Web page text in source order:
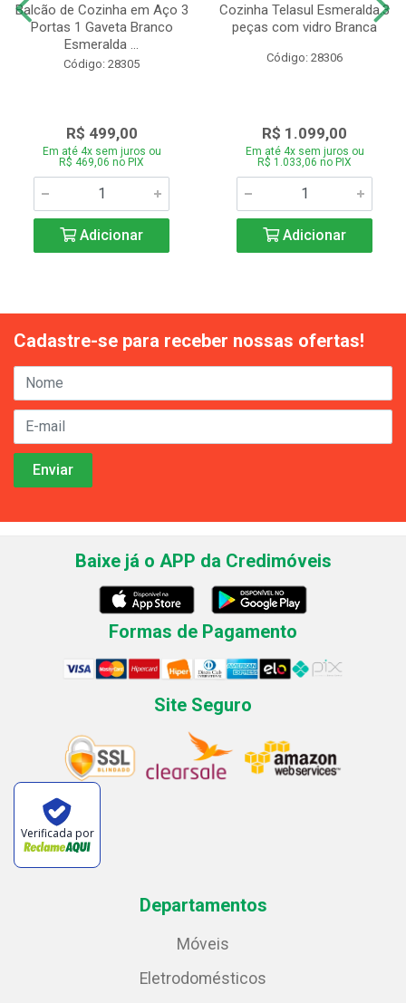
Balcão de Cozinha em Aço 3
Portas 1 Gaveta Branco
Esmeralda ...
Código: 28305
R$ 499,00
Em até 4x sem juros ou
R$ 469,06 no PIX
Adicionar
Cozinha Telasul Esmeralda.3
peças com vidro Branca
Código: 28306
R$ 1.099,00
Em até 4x sem juros ou
R$ 1.033,06 no PIX
Adicionar
Cadastre-se para receber nossas ofertas!
Baixe já o APP da Credimóveis
Formas de Pagamento
Site Seguro
Verificada por
Departamentos
Móveis
Eletrodomésticos